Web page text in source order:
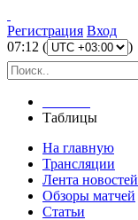
Регистрация Вход
07:12 ( )
Таблицы
На главную
Трансляции
Лента новостей
Обзоры матчей
Статьи